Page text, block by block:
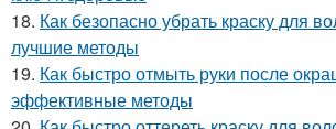
18. Как безопасно убрать краску для
лучшие методы
19. Как быстро отмыть руки после
эффективные методы